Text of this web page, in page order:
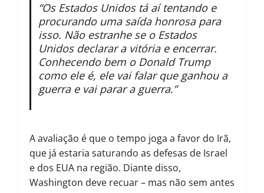
“Os Estados Unidos tá aí tentando e
procurando uma saída honrosa para
isso. Não estranhe se o Estados
Unidos declarar a vitória e encerrar.
Conhecendo bem o Donald Trump
como ele é, ele vai falar que ganhou a
guerra e vai parar a guerra.”
A avaliação é que o tempo joga a favor do Irã,
que já estaria saturando as defesas de Israel
e dos EUA na região. Diante disso,
Washington deve recuar – mas não sem antes